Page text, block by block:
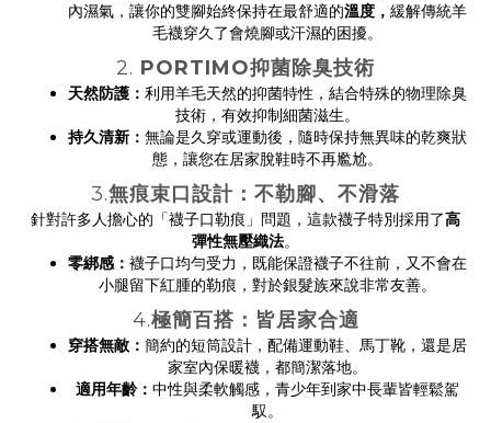
內濕氣，讓你的雙腳始終保持在最舒適的溫度， 緩解傳統羊
毛襪穿久了會燒腳或汗濕的困擾。
2. PORTIMO抑菌除臭技術
天然防護： 利用羊毛天然的抑菌特性，結合特殊的物理除臭
技術，有效抑制細菌滋生。
持久清新： 無論是久穿或運動後，隨時保持無異味的乾爽狀
態，讓您在居家脫鞋時不再尷尬。
3.無痕束口設計：不勒腳、不滑落
針對許多人擔心的「襪子口勒痕」問題，這款襪子特別採用了高
彈性無壓織法。
零綁感： 襪子口均勻受力，既能保證襪子不往前，又不會在
小腿留下紅腫的勒痕，對於銀髮族來說非常友善。
4.極簡百搭：皆居家合適
穿搭無敵： 簡約的短筒設計，配備運動鞋、馬丁靴，還是居
家室內保暖襪，都簡潔落地。
適用年齡： 中性與柔軟觸感，青少年到家中長輩皆輕鬆駕
馭。